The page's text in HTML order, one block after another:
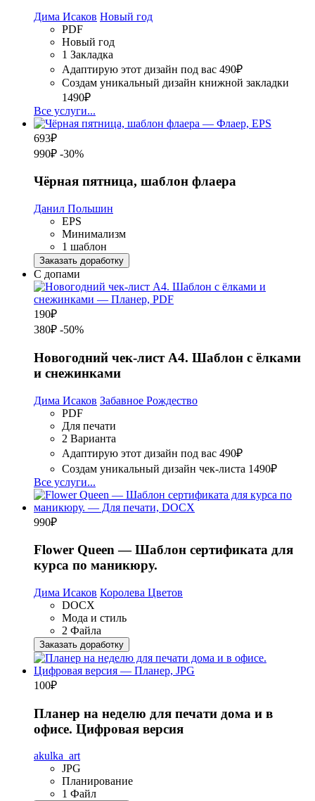
Дима Исаков Новый год
PDF
Новый год
1 Закладка
Адаптирую этот дизайн под вас 490₽
Создам уникальный дизайн книжной закладки
1490₽
Все услуги...
693₽
990₽ -30%
Чёрная пятница, шаблон флаера
Данил Польшин
EPS
Минимализм
1 шаблон
Заказать доработку
С допами
190₽
380₽ -50%
Новогодний чек-лист А4. Шаблон с ёлками
и снежинками
Дима Исаков Забавное Рождество
PDF
Для печати
2 Варианта
Адаптирую этот дизайн под вас 490₽
Создам уникальный дизайн чек-листа 1490₽
Все услуги...
990₽
Flower Queen — Шаблон сертификата для
курса по маникюру.
Дима Исаков Королева Цветов
DOCX
Мода и стиль
2 Файла
Заказать доработку
100₽
Планер на неделю для печати дома и в
офисе. Цифровая версия
akulka_art
JPG
Планирование
1 Файл